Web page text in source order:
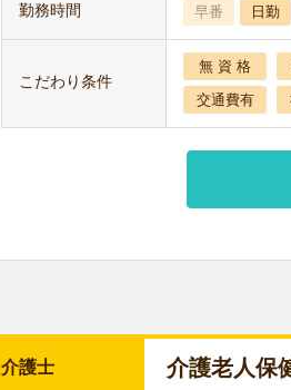
勤務時間 早番 日勤
こだわり条件
無 資 格
交通費有
介護士 介護老人保